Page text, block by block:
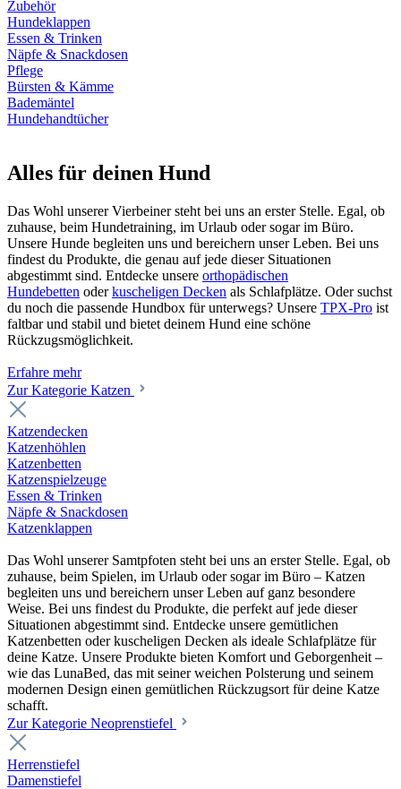
Zubehör
Hundeklappen
Essen & Trinken
Näpfe & Snackdosen
Pflege
Bürsten & Kämme
Bademäntel
Hundehandtücher
Alles für deinen Hund
Das Wohl unserer Vierbeiner steht bei uns an erster Stelle. Egal, ob
zuhause, beim Hundetraining, im Urlaub oder sogar im Büro.
Unsere Hunde begleiten uns und bereichern unser Leben. Bei uns
findest du Produkte, die genau auf jede dieser Situationen
abgestimmt sind. Entdecke unsere orthopädischen
Hundebetten oderkuscheligen Decken als Schlafplätze. Oder suchst
du noch die passende Hundbox für unterwegs? Unsere TPX-Pro ist
faltbar und stabil und bietet deinem Hund eine schöne
Rückzugsmöglichkeit.
Erfahre mehr
Zur Kategorie Katzen
Katzendecken
Katzenhöhlen
Katzenbetten
Katzenspielzeuge
Essen & Trinken
Näpfe & Snackdosen
Katzenklappen
Das Wohl unserer Samtpfoten steht bei uns an erster Stelle. Egal, ob
zuhause, beim Spielen, im Urlaub oder sogar im Büro – Katzen
begleiten uns und bereichern unser Leben auf ganz besondere
Weise. Bei uns findest du Produkte, die perfekt auf jede dieser
Situationen abgestimmt sind. Entdecke unsere gemütlichen
Katzenbetten oder kuscheligen Decken als ideale Schlafplätze für
deine Katze. Unsere Produkte bieten Komfort und Geborgenheit –
wie das LunaBed, das mit seiner weichen Polsterung und seinem
modernen Design einen gemütlichen Rückzugsort für deine Katze
schafft.
Zur Kategorie Neoprenstiefel
Herrenstiefel
Damenstiefel